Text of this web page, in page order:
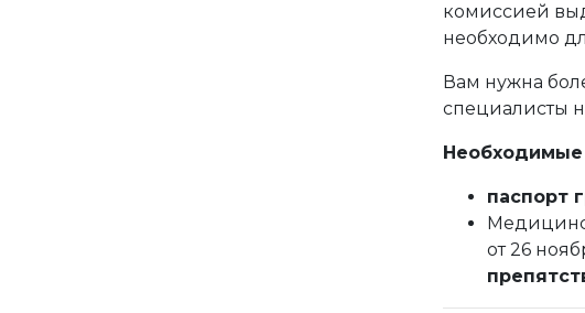
комиссией
необходимо
Вам нужна
специалисты
паспорт
от 26